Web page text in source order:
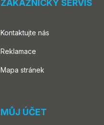
ZÁKAZNICKÝ SERVIS
Kontaktujte nás
Reklamace
Mapa stránek
MŮJ ÚČET